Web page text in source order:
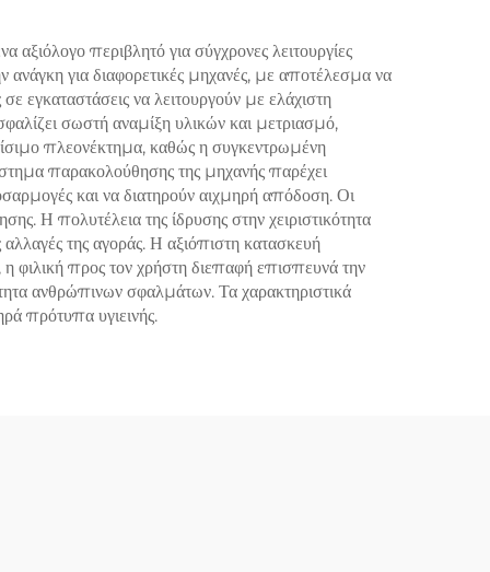
περιβλητό για σύγχρονες λειτουργίες
ανάγκη για διαφορετικές μηχανές, με αποτέλεσμα να
εγκαταστάσεις να λειτουργούν με ελάχιστη
σωστή αναμίξη υλικών και μετριασμό,
πλεονέκτημα, καθώς η συγκεντρωμένη
παρακολούθησης της μηχανής παρέχει
και να διατηρούν αιχμηρή απόδοση. Οι
Η πολυτέλεια της ίδρυσης στην χειριστικότητα
της αγοράς. Η αξιόπιστη κατασκευή
η φιλική προς τον χρήστη διεπαφή επισπευνά την
ανθρώπινων σφαλμάτων. Τα χαρακτηριστικά
πρότυπα υγιεινής.